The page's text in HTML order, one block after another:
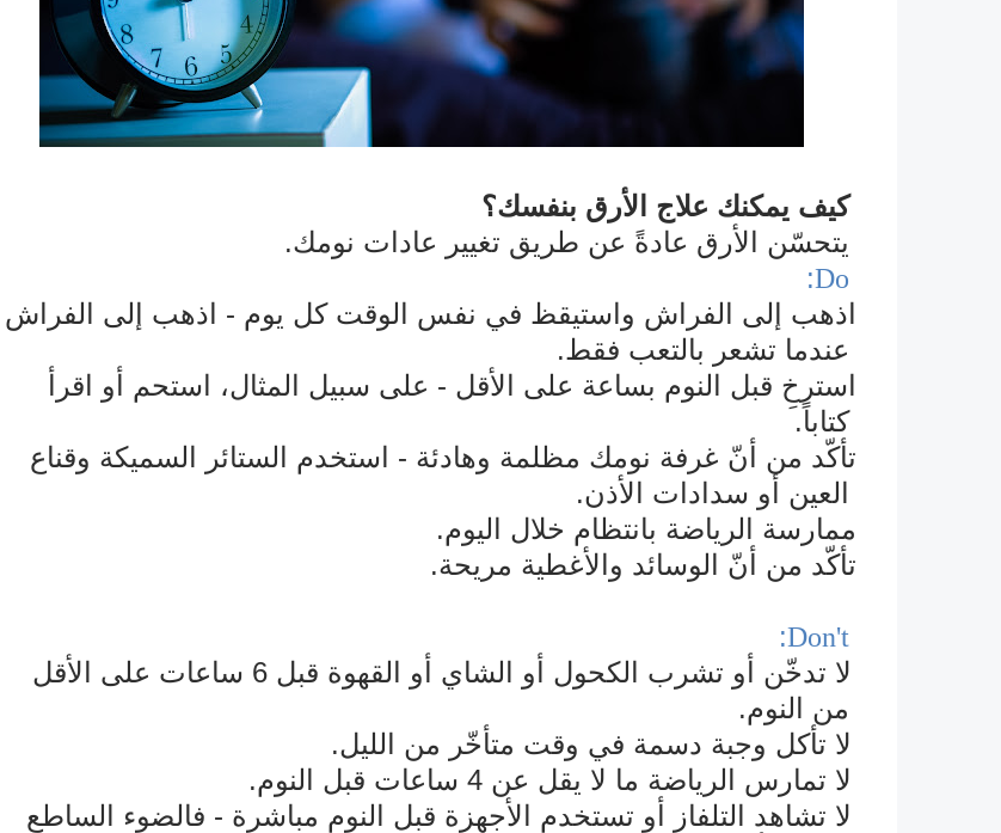
كيف يمكنك علاج الأرق بنفسك؟
يتحسّن الأرق عادةً عن طريق تغيير عادات نومك.
Do
:
اذهب إلى الفراش واستيقظ في نفس الوقت كل يوم - اذهب إلى الفراش
عندما تشعر بالتعب فقط.
استرخِ قبل النوم بساعة على الأقل - على سبيل المثال، استحم أو اقرأ
كتاباً.
تأكّد من أنّ غرفة نومك مظلمة وهادئة - استخدم الستائر السميكة وقناع
العين أو سدادات الأذن.
ممارسة الرياضة بانتظام خلال اليوم.
تأكّد من أنّ الوسائد والأغطية مريحة.
Don't
:
لا تدخ
ن أو تشرب الكحول أو الشاي أو القهوة قبل 6 ساعات على الأقل
من النوم.
لا تأكل وجبة دسمة في وقت متأخّر من الليل.
لا تمارس الرياضة ما لا يقل عن 4 ساعات قبل النوم.
لا تشاهد التلفاز أو تستخدم الأجهزة قبل النوم مباشرة - فالضوء الساطع